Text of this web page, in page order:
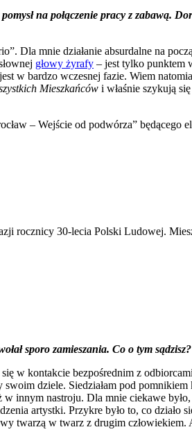
na połączenie pracy z zabawą.
Dla mnie działanie absurdalne na
głowy żyrafy – jest tylko punktem
w bardzo wczesnej fazie. Wiem
Mieszkańców i właśnie szykują
– Wejście od podwórza”
rocznicy 30-lecia Polski Ludowej.
sporo zamieszania. Co o tym sądzisz?
w kontakcie bezpośrednim z
swoim dziele. Siedziałam pod
innym nastroju. Dla mnie ciekawe
artystki. Przykre było to, co
twarzą w twarz z drugim